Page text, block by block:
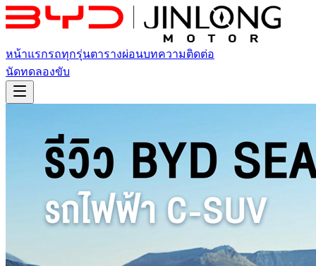
หน้าแรกรถทุกรุ่นตารางผ่อนบทความติดต่อ
นัดทดลองขับ